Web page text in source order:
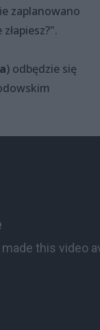
zaplanowano
) odbędzie się